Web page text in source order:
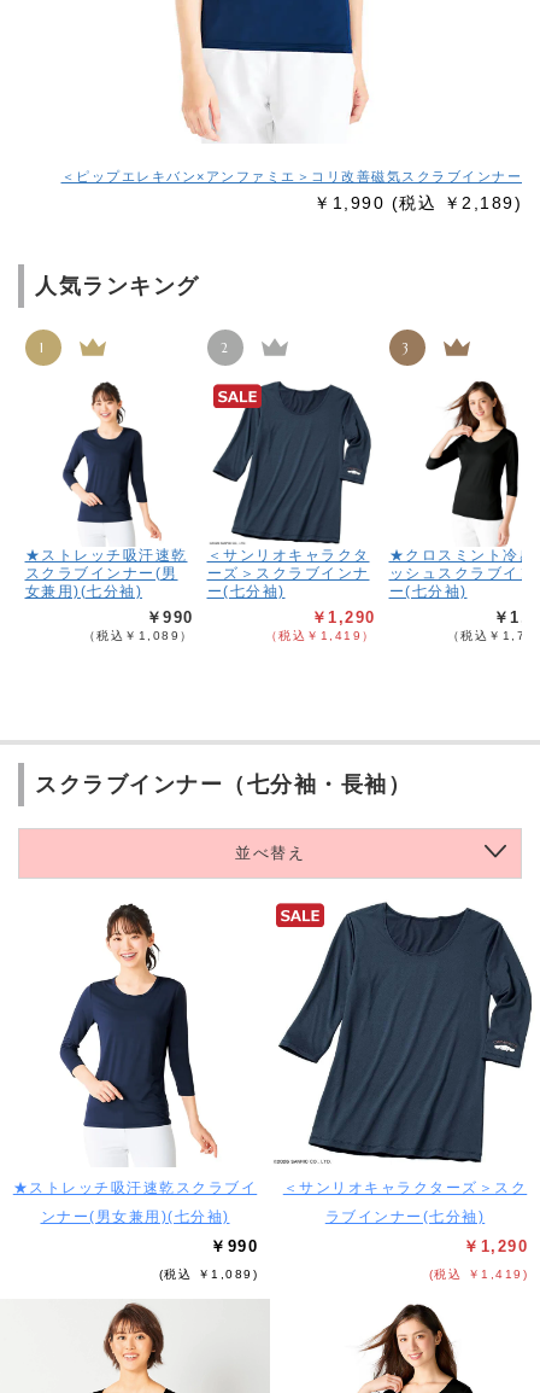
＜ピップエレキバン×アンファミエ＞コリ改善磁気スクラブインナー
￥1,990 (税込 ￥2,189)
人気ランキング
1
★ストレッチ吸汗速乾
スクラブインナー(男
女兼用)(七分袖)
￥990
（税込￥1,089）
2
＜サンリオキャラクタ
ーズ＞スクラブインナ
ー(七分袖)
￥1,290
（税込￥1,419）
3
★クロスミント冷感
ッシュスクラブイン
ー(七分袖)
￥
（税込￥
スクラブインナー（七分袖・長袖）
並べ替え
★ストレッチ吸汗速乾スクラブイ
ンナー(男女兼用)(七分袖)
￥990
(税込 ￥1,089)
＜サンリオキャラクターズ＞スク
ラブインナー(七分袖)
￥1,290
(税込 ￥1,419)